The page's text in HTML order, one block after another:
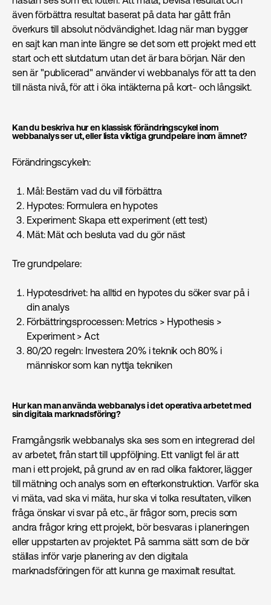
även förbättra resultat baserat på data har gått från
överkurs till absolut nödvändighet. Idag när man bygger
en sajt kan man inte längre se det som ett projekt med ett
start och ett slutdatum utan det är bara början. När den
sen är "publicerad" använder vi webbanalys för att ta den
till nästa nivå, för att i öka intäkterna på kort- och långsikt.
Kan du beskriva hur en klassisk förändringscykel inom
webbanalys ser ut, eller lista viktiga grundpelare inom ämnet?
Förändringscykeln:
Mål: Bestäm vad du vill förbättra
Hypotes: Formulera en hypotes
Experiment: Skapa ett experiment (ett test)
Mät: Mät och besluta vad du gör näst
Tre grundpelare:
Hypotesdrivet: ha alltid en hypotes du söker svar på i
din analys
Förbättringsprocessen: Metrics > Hypothesis >
Experiment > Act
80/20 regeln: Investera 20% i teknik och 80% i
människor som kan nyttja tekniken
Hur kan man använda webbanalys i det operativa arbetet med
sin digitala marknads­föring?
Framgångsrik webbanalys ska ses som en integrerad del
av arbetet, från start till uppföljning. Ett vanligt fel är att
man i ett projekt, på grund av en rad olika faktorer, lägger
till mätning och analys som en efterkonstruktion. Varför ska
vi mäta, vad ska vi mäta, hur ska vi tolka resultaten, vilken
fråga önskar vi svar på etc., är frågor som, precis som
andra frågor kring ett projekt, bör besvaras i planeringen
eller uppstarten av projektet. På samma sätt som de bör
ställas inför varje planering av den digitala
marknadsföringen för att kunna ge maximalt resultat.